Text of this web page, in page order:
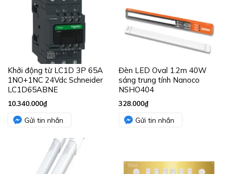
Khởi động từ LC1D 3P 65A
1NO+1NC 24Vdc Schneider
LC1D65ABNE
10.340.000₫
Gửi tin nhắn
Đèn LED Oval 1.2m 40W
sáng trung tính Nanoco
NSHO404
328.000₫
Gửi tin nhắn